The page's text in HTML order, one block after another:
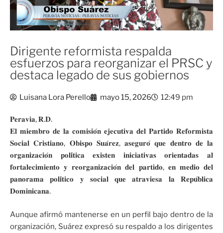
Dirigente reformista respalda
esfuerzos para reorganizar el PRSC y
destaca legado de sus gobiernos
Luisana Lora Perello mayo 15, 2026 12:49 pm
𝐏𝐞𝐫𝐚𝐯𝐢𝐚, 𝐑.𝐃.
𝐄𝐥 𝐦𝐢𝐞𝐦𝐛𝐫𝐨 𝐝𝐞 𝐥𝐚 𝐜𝐨𝐦𝐢𝐬𝐢𝐨́𝐧 𝐞𝐣𝐞𝐜𝐮𝐭𝐢𝐯𝐚 𝐝𝐞𝐥 𝐏𝐚𝐫𝐭𝐢𝐝𝐨 𝐑𝐞𝐟𝐨𝐫𝐦𝐢𝐬𝐭𝐚
𝐒𝐨𝐜𝐢𝐚𝐥 𝐂𝐫𝐢𝐬𝐭𝐢𝐚𝐧𝐨, 𝐎𝐛𝐢𝐬𝐩𝐨 𝐒𝐮𝐚́𝐫𝐞𝐳, 𝐚𝐬𝐞𝐠𝐮𝐫𝐨́ 𝐪𝐮𝐞 𝐝𝐞𝐧𝐭𝐫𝐨 𝐝𝐞 𝐥𝐚
𝐨𝐫𝐠𝐚𝐧𝐢𝐳𝐚𝐜𝐢𝐨́𝐧 𝐩𝐨𝐥𝐢́𝐭𝐢𝐜𝐚 𝐞𝐱𝐢𝐬𝐭𝐞𝐧 𝐢𝐧𝐢𝐜𝐢𝐚𝐭𝐢𝐯𝐚𝐬 𝐨𝐫𝐢𝐞𝐧𝐭𝐚𝐝𝐚𝐬 𝐚𝐥
𝐟𝐨𝐫𝐭𝐚𝐥𝐞𝐜𝐢𝐦𝐢𝐞𝐧𝐭𝐨 𝐲 𝐫𝐞𝐨𝐫𝐠𝐚𝐧𝐢𝐳𝐚𝐜𝐢𝐨́𝐧 𝐝𝐞𝐥 𝐩𝐚𝐫𝐭𝐢𝐝𝐨, 𝐞𝐧 𝐦𝐞𝐝𝐢𝐨 𝐝𝐞𝐥
𝐩𝐚𝐧𝐨𝐫𝐚𝐦𝐚 𝐩𝐨𝐥𝐢́𝐭𝐢𝐜𝐨 𝐲 𝐬𝐨𝐜𝐢𝐚𝐥 𝐪𝐮𝐞 𝐚𝐭𝐫𝐚𝐯𝐢𝐞𝐬𝐚 𝐥𝐚 𝐑𝐞𝐩𝐮́𝐛𝐥𝐢𝐜𝐚
𝐃𝐨𝐦𝐢𝐧𝐢𝐜𝐚𝐧𝐚.
Aunque afirmó mantenerse en un perfil bajo dentro de la
organización, Suárez expresó su respaldo a los dirigentes